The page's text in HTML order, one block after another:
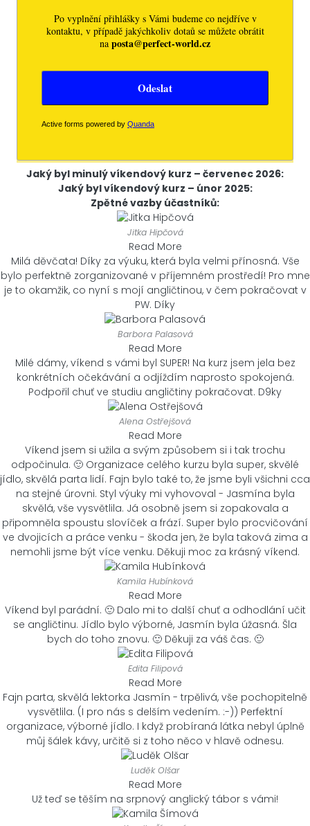
Jaký byl minulý víkendový kurz – červenec 2026:
Jaký byl víkendový kurz – únor 2025:
Zpětné vazby účastníků:
Jitka Hipčová
Read More
Milá děvčata! Díky za výuku, která byla velmi přínosná. Vše
bylo perfektně zorganizované v příjemném prostředí! Pro mne
je to okamžik, co nyní s mojí angličtinou, v čem pokračovat v
PW. Díky
Barbora Palasová
Read More
Milé dámy, víkend s vámi byl SUPER! Na kurz jsem jela bez
konkrétních očekávání a odjíždím naprosto spokojená.
Podpořil chuť ve studiu angličtiny pokračovat. D9ky
Alena Ostřejšová
Read More
Víkend jsem si užila a svým způsobem si i tak trochu
odpočinula. 🙂 Organizace celého kurzu byla super, skvělé
jídlo, skvělá parta lidí. Fajn bylo také to, že jsme byli všichni cca
na stejné úrovni. Styl výuky mi vyhovoval - Jasmína byla
skvělá, vše vysvětlila. Já osobně jsem si zopakovala a
připomněla spoustu slovíček a frází. Super bylo procvičování
ve dvojicích a práce venku - škoda jen, že byla taková zima a
nemohli jsme být více venku. Děkuji moc za krásný víkend.
Kamila Hubínková
Read More
Víkend byl parádní. 🙂 Dalo mi to další chuť a odhodlání učit
se angličtinu. Jídlo bylo výborné, Jasmín byla úžasná. Šla
bych do toho znovu. 🙂 Děkuji za váš čas. 🙂
Edita Filipová
Read More
Fajn parta, skvělá lektorka Jasmín - trpělivá, vše pochopitelně
vysvětlila. (I pro nás s delším vedením. :-)) Perfektní
organizace, výborné jídlo. I když probíraná látka nebyl úplně
můj šálek kávy, určitě si z toho něco v hlavě odnesu.
Luděk Olšar
Read More
Už teď se těším na srpnový anglický tábor s vámi!